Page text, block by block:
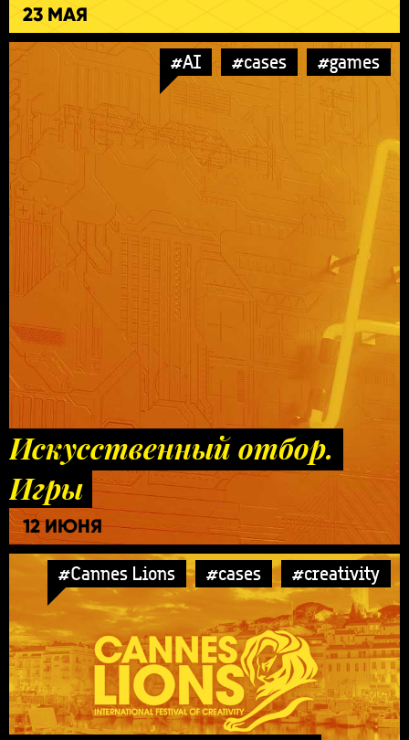
23 МАЯ
#AI #cases #games
Искусственный отбор.
Игры
12 ИЮНЯ
#Cannes Lions #cases #creativity